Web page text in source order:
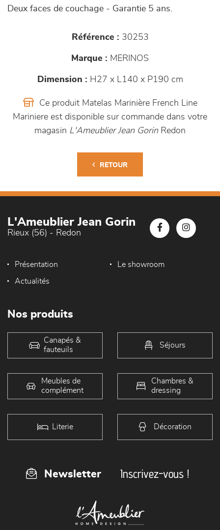
Deux faces de couchage - Garantie 5 ans.
Référence : 30253
Marque : MERINOS
Dimension : H27 x L140 x P190 cm
Ce produit Matelas Marinière French Line
Mariniere est disponible sur commande dans votre
magasin L'Ameublier Jean GorinRedon
RETOUR
L'Ameublier Jean Gorin
Rieux (56) - Redon
Présentation Le showroom
Actualités
Nos produits
Canapés &
fauteuils
Séjours
Meubles de
complément
Chambres &
dressing
Literie Décoration
Newsletter Inscrivez-vous !